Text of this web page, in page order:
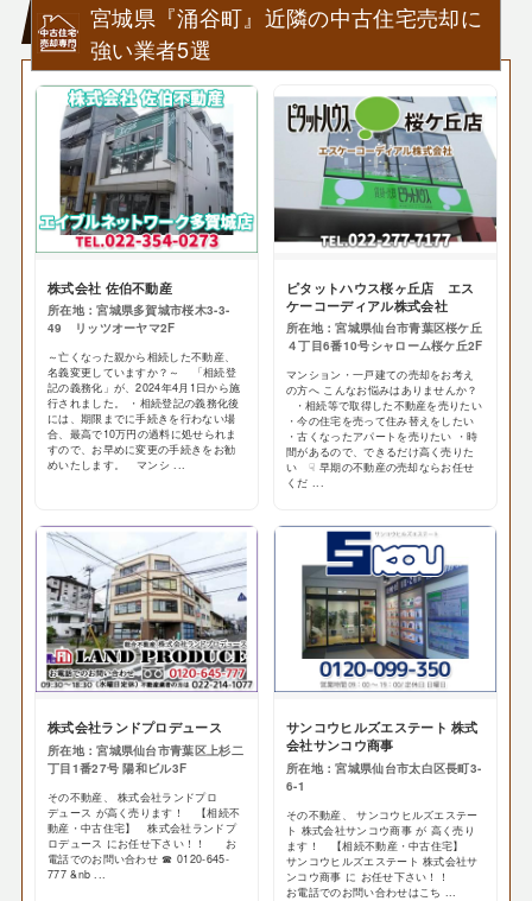
宮城県『涌谷町』近隣の中古住宅売却に
強い業者5選
株式会社 佐伯不動産
所在地：宮城県多賀城市桜木3-3-
49 リッツオーヤマ2F
～亡くなった親から相続した不動産、
名義変更していますか？～ 「相続登
記の義務化」が、2024年4月1日から施
行されました。 ・相続登記の義務化後
には、期限までに手続きを行わない場
合、最高で10万円の過料に処せられま
すので、お早めに変更の手続きをお勧
めいたします。 マンシ ...
ピタットハウス桜ヶ丘店 エス
ケーコーディアル株式会社
所在地：宮城県仙台市青葉区桜ケ丘
４丁目6番10号シャローム桜ケ丘2F
マンション・一戸建ての売却をお考え
の方へ こんなお悩みはありませんか？
・相続等で取得した不動産を売りたい
・今の住宅を売って住み替えをしたい
・古くなったアパートを売りたい ・時
間があるので、できるだけ高く売りた
い ☟ 早期の不動産の売却ならお任せ
くだ ...
株式会社ランドプロデュース
所在地：宮城県仙台市青葉区上杉二
丁目1番27号 陽和ビル3F
その不動産、 株式会社ランドプロ
デュース が高く売ります！ 【相続不
動産・中古住宅】 株式会社ランドプ
ロデュース にお任せ下さい！！ お
電話でのお問い合わせ ☎ 0120-645-
777 &nb ...
サンコウヒルズエステート 株式
会社サンコウ商事
所在地：宮城県仙台市太白区長町3-
6-1
その不動産、 サンコウヒルズエステー
ト 株式会社サンコウ商事 が 高く売り
ます！ 【相続不動産・中古住宅】
サンコウヒルズエステート 株式会社サ
ンコウ商事 に お任せ下さい！！
お電話でのお問い合わせはこち ...